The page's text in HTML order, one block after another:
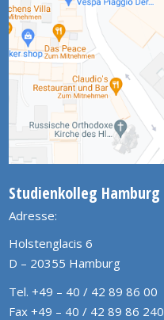
Studienkolleg Hamburg
Adresse:
Holstenglacis 6
D – 20355 Hamburg
Tel. +49 – 40 / 42 89 86 00
Fax +49 – 40 / 42 89 86 240